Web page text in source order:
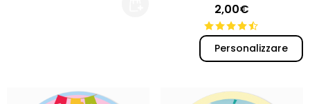
2,00€
Personalizzare